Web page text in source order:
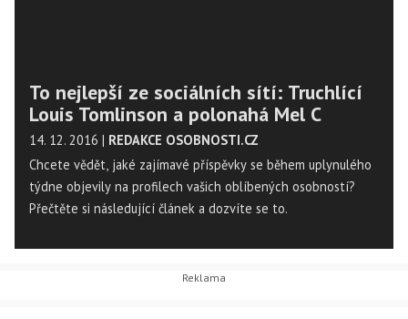
To nejlepší ze sociálních sítí: Truchlící
Louis Tomlinson a polonahá Mel C
14. 12. 2016 | REDAKCE OSOBNOSTI.CZ
Chcete vědět, jaké zajímavé příspěvky se během uplynulého
týdne objevily na profilech vašich oblíbených osobností?
Přečtěte si následující článek a dozvíte se to.